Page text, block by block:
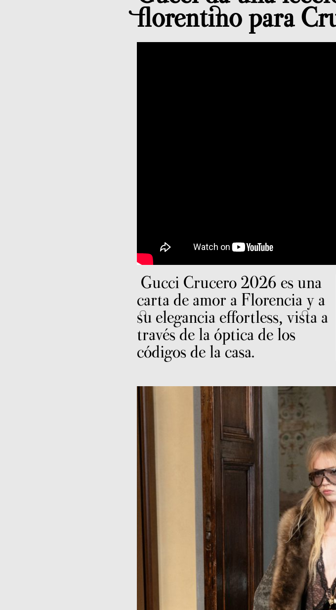
florentino para
Gucci Crucero 2026 es una
carta de amor a Florencia y a
su elegancia effortless, vista a
través de la óptica de los
códigos de la casa.